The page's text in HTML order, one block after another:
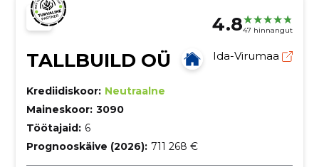
4.847 hinnangut
TALLBUILD OÜ Ida-Virumaa
Krediidiskoor: Neutraalne
Maineskoor: 3090
Töötajaid: 6
Prognooskäive (2026): 711 268 €